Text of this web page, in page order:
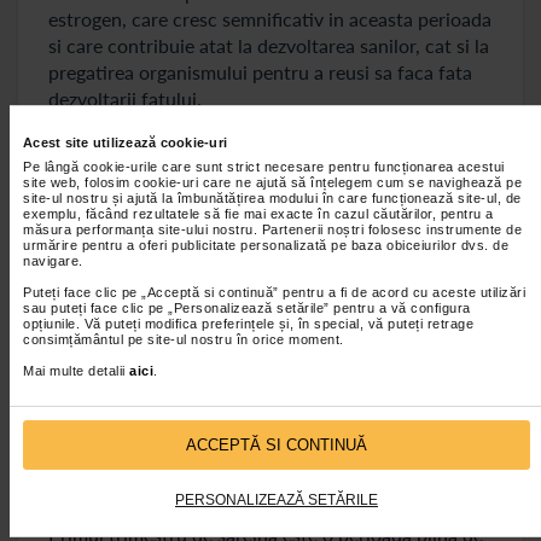
Acest site utilizează cookie-uri
Pe lângă cookie-urile care sunt strict necesare pentru funcționarea acestui
site web, folosim cookie-uri care ne ajută să înțelegem cum se navighează pe
site-ul nostru și ajută la îmbunătățirea modului în care funcționează site-ul, de
exemplu, făcând rezultatele să fie mai exacte în cazul căutărilor, pentru a
măsura performanța site-ului nostru. Partenerii noștri folosesc instrumente de
urmărire pentru a oferi publicitate personalizată pe baza obiceiurilor dvs. de
navigare.
Puteți face clic pe „Acceptă si continuă” pentru a fi de acord cu aceste utilizări
sau puteți face clic pe „Personalizează setările” pentru a vă configura
opțiunile. Vă puteți modifica preferințele și, în special, vă puteți retrage
consimțământul pe site-ul nostru în orice moment.
Mai multe detalii aici
ACCEPTĂ SI CONTINUĂ
PERSONALIZEAZĂ SETĂRILE
estrogen, care cresc semnificativ in aceasta perioada
si care contribuie atat la dezvoltarea sanilor, cat si la
pregatirea organismului pentru a reusi sa faca fata
dezvoltarii fatului.
Un alt hormon care incepe sa creasca este
prolactina, acesta avand un rol important in
pregatirea glandelor mamare pentru productia de
lapte. Schimbarile hormonale din primul trimestru
de sarcina implica si relaxina, hormon care ajuta la
relaxarea ligamentelor si a articulatiilor pelviene,
ceea ce pregateste corpul pentru nastere. Toate
schimbarile de ordin hormonal care au loc in aceasta
perioada pot sa duca la aparitia mai multor
simptome, ca de exemplu greata sau balonarea,
oboseala sau schimbarile de dispozitie.
Recomandari pentru o sarcina sanatoasa in
Primul trimestru de sarcina este o perioada plina de